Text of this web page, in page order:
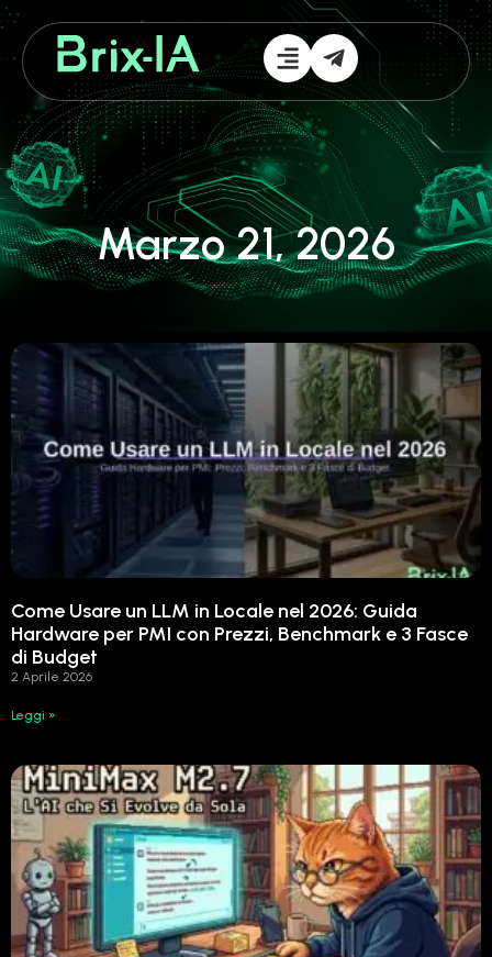
Marzo 21, 2026
Come Usare un LLM in Locale nel 2026: Guida
Hardware per PMI con Prezzi, Benchmark e 3 Fasce
di Budget
2 Aprile 2026
Leggi »